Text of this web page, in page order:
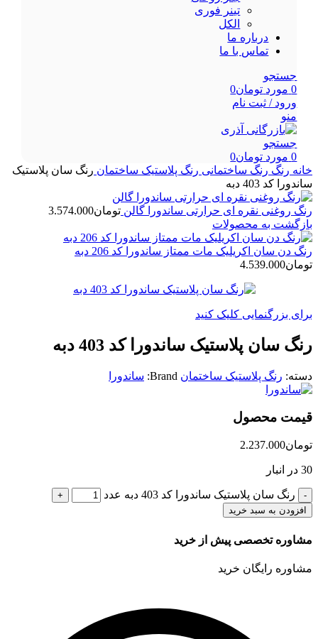
تینر فوری
الکل
درباره ما
تماس با ما
جستجو
0 مورد تومان0
ورود / ثبت نام
منو
جستجو
0 مورد تومان0
خانه رنگ رنگ ساختمانی رنگ پلاستیک ساختمان رنگ سان پلاستیک
ساندورا کد 403 دبه
رنگ روغنی نقره ای حرارتی ساندورا گالن تومان3.574.000
بازگشت به محصولات
رنگ دن سان اکریلیک مات ممتاز ساندورا کد 206 دبه
تومان4.539.000
برای بزرگنمایی کلیک کنید
رنگ سان پلاستیک ساندورا کد 403 دبه
دسته: رنگ پلاستیک ساختمان Brand: ساندورا
قیمت محصول
تومان2.237.000
30 در انبار
رنگ سان پلاستیک ساندورا کد 403 دبه عدد
افزودن به سبد خرید
مشاوره تخصصی پیش از خرید
مشاوره رایگان خرید